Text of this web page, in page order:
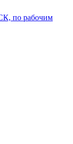
по рабочим